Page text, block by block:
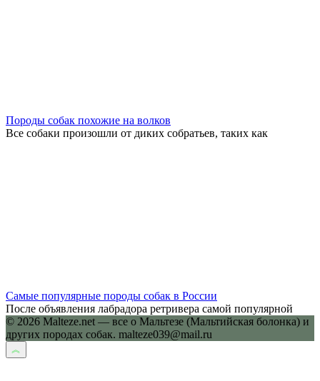
Породы собак похожие на волков
Все собаки произошли от диких собратьев, таких как
Самые популярные породы собак в России
После объявления лабрадора ретривера самой популярной
© 2026 Malteze.net — все о Мальтезе (Мальтийская болонка) и
других породах собак. malteze039@mail.ru